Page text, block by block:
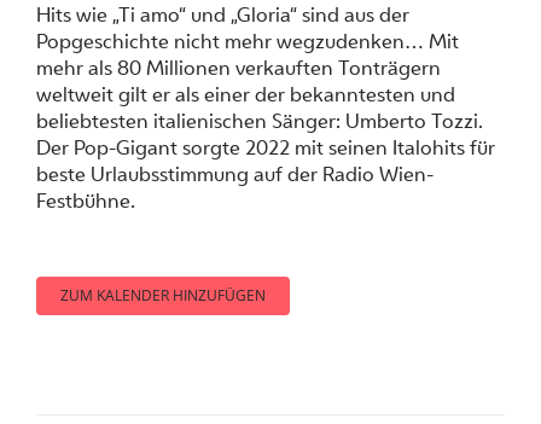
Hits wie „Ti amo“ und „Gloria“ sind aus der
Popgeschichte nicht mehr wegzudenken… Mit
mehr als 80 Millionen verkauften Tonträgern
weltweit gilt er als einer der bekanntesten und
beliebtesten italienischen Sänger: Umberto Tozzi.
Der Pop-Gigant sorgte 2022 mit seinen Italohits für
beste Urlaubsstimmung auf der Radio Wien-
Festbühne.
ZUM KALENDER HINZUFÜGEN